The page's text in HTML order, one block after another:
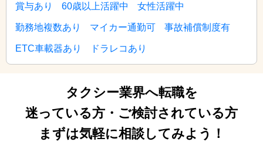
賞与あり 60歳以上活躍中 女性活躍中
勤務地複数あり マイカー通勤可 事故補償制度有
ETC車載器あり ドラレコあり
タクシー業界へ転職を
迷っている方・ご検討されている方
まずは気軽に相談してみよう！